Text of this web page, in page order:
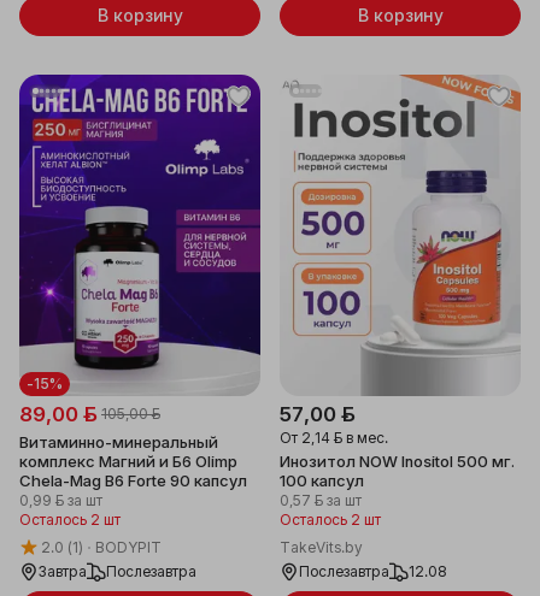
В корзину В корзину
-15%
89,00 ƃ 105,00 ƃ
Витаминно-минеральный
комплекс Магний и Б6 Olimp
Chela-Mag B6 Forte 90 капсул
0,99 ƃ за шт
Осталось 2 шт
2.0 (1)
BODYPIT
Завтра
Послезавтра
57,00 ƃ
От 2,14 ƃ в мес.
Инозитол NOW Inositol 500 мг.
100 капсул
0,57 ƃ за шт
Осталось 2 шт
TakeVits.by
Послезавтра
12.08